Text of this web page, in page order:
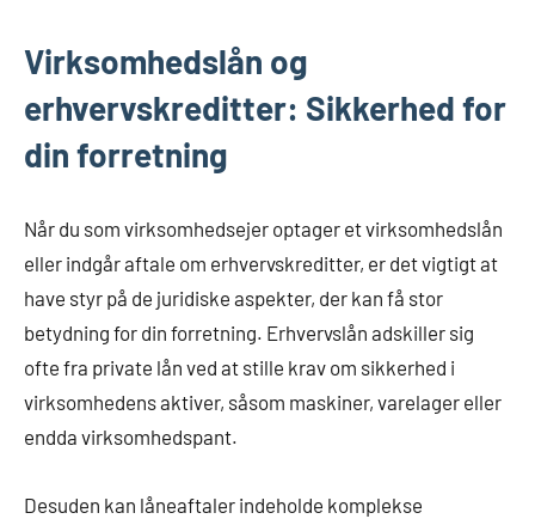
Virksomhedslån og
erhvervskreditter: Sikkerhed for
din forretning
Når du som virksomhedsejer optager et virksomhedslån
eller indgår aftale om erhvervskreditter, er det vigtigt at
have styr på de juridiske aspekter, der kan få stor
betydning for din forretning. Erhvervslån adskiller sig
ofte fra private lån ved at stille krav om sikkerhed i
virksomhedens aktiver, såsom maskiner, varelager eller
endda virksomhedspant.
Desuden kan låneaftaler indeholde komplekse